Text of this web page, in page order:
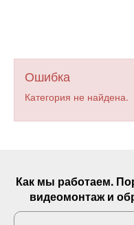
Ошибка
Категория не найдена.
Как мы работаем.
видеомонтаж и